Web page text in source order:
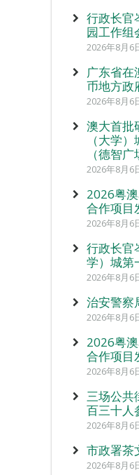
行政长官
园工作组
2026年8月6
广东省在
币地方政
2026年8月6
澳大首批
（大学
（德智广
2026年8月6
2026粤
合作项目
2026年8月6
行政长官
学）城第
2026年8月6
治安警察
2026年8月6
2026粤
合作项目
2026年8月6
三场公共
百三十人
2026年8月6
市政署茶
2026年8月6